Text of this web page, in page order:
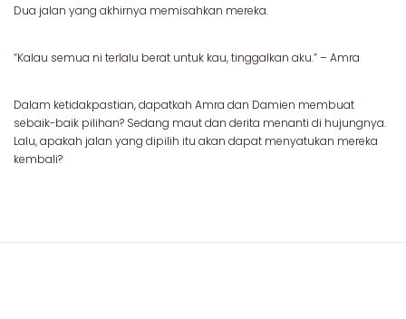
Dua jalan yang akhirnya memisahkan mereka.
“Kalau semua ni terlalu berat untuk kau, tinggalkan aku.” – Amra
Dalam ketidakpastian, dapatkah Amra dan Damien membuat
sebaik-baik pilihan? Sedang maut dan derita menanti di hujungnya.
Lalu, apakah jalan yang dipilih itu akan dapat menyatukan mereka
kembali?